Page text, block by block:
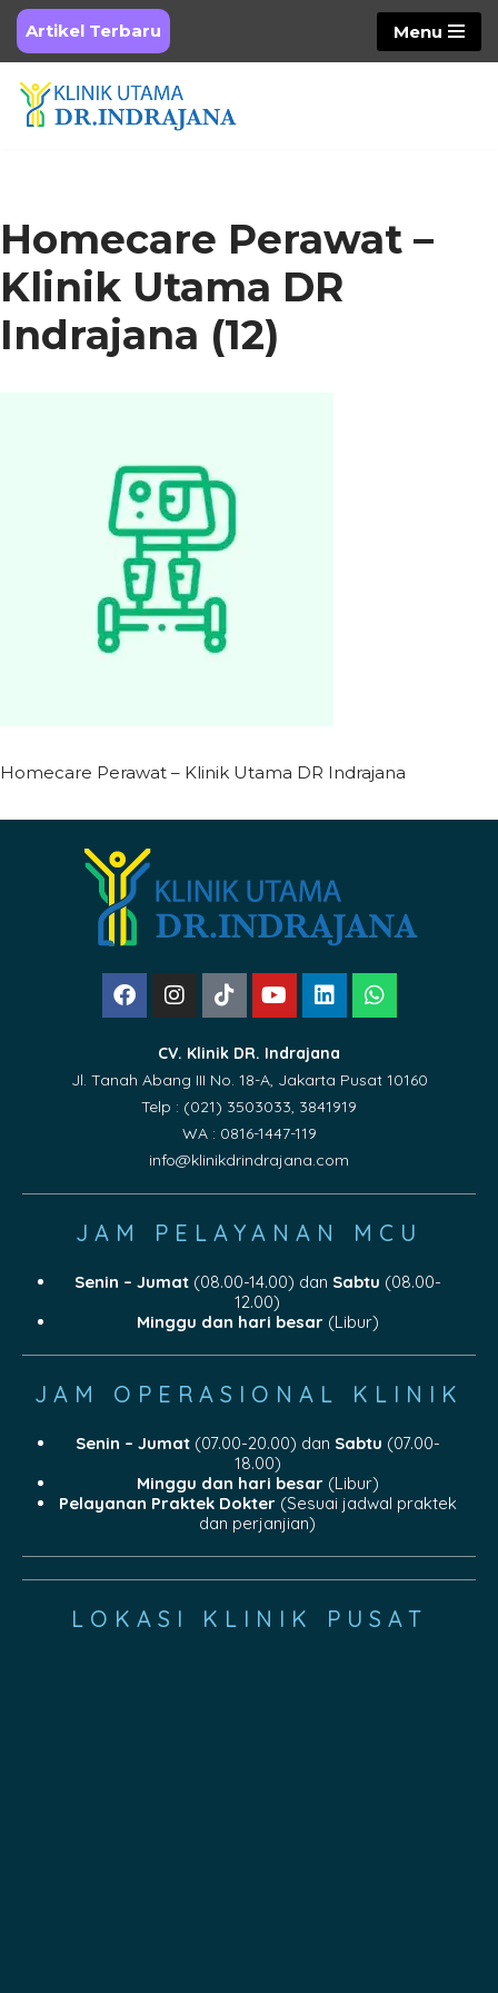
Skip
to
content
Artikel Terbaru Menu
Homecare Perawat –
Klinik Utama DR
Indrajana (12)
Homecare Perawat – Klinik Utama DR Indrajana
CV. Klinik DR. Indrajana
Jl. Tanah Abang III No. 18-A, Jakarta Pusat 10160
Telp : (021) 3503033, 3841919
WA : 0816-1447-119
info@klinikdrindrajana.com
JAM PELAYANAN MCU
Senin – Jumat(08.00-14.00) dan Sabtu (08.00-
12.00)
Minggu dan hari besar(Libur)
JAM OPERASIONAL KLINIK
Senin – Jumat(07.00-20.00) dan Sabtu (07.00-
18.00)
Minggu dan hari besar(Libur)
Pelayanan Praktek Dokter(Sesuai jadwal praktek
dan perjanjian)
LOKASI KLINIK PUSAT